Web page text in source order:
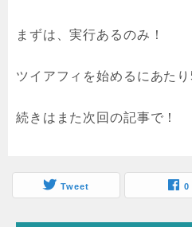
まずは、実行あるのみ！
ツイアフィを始めるにあた
続きはまた次回の記事で！
Tweet 0